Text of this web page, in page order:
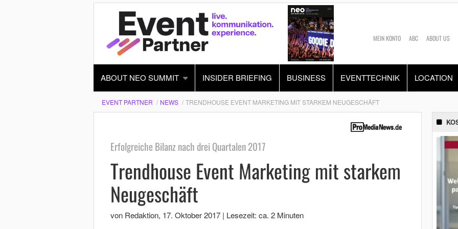
MEIN KONTO ABC ABOUT US
ABOUT NEO SUMMIT INSIDER BRIEFING BUSINESS EVENTTECHNIK LOCATION
EVENT PARTNER NEWS TRENDHOUSE EVENT MARKETING MIT STARKEM NEUGESCHÄFT
Erfolgreiche Bilanz nach drei Quartalen 2017
Trendhouse Event Marketing mit starkem
Neugeschäft
von Redaktion, 17. Oktober 2017 | Lesezeit: ca. 2 Minuten